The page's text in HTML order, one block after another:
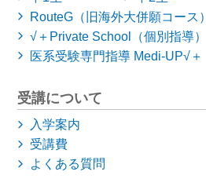
RouteG（旧海外大併願コース）
√＋Private School（個別指導）
医系受験専門指導 Medi-UP√＋
受講について
入学案内
受講費
よくある質問